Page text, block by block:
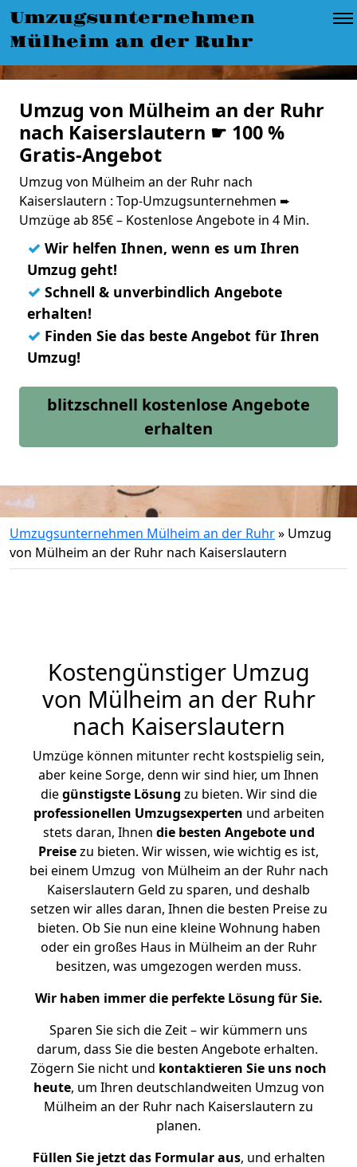
Umzugsunternehmen
Mülheim an der Ruhr
Umzug von Mülheim an der Ruhr
nach Kaiserslautern ☛ 100 %
Gratis-Angebot
Umzug von Mülheim an der Ruhr nach
Kaiserslautern : Top-Umzugsunternehmen ➨
Umzüge ab 85€ – Kostenlose Angebote in 4 Min.
✓ Wir helfen Ihnen, wenn es um Ihren
Umzug geht!
✓ Schnell & unverbindlich Angebote
erhalten!
✓ Finden Sie das beste Angebot für Ihren
Umzug!
blitzschnell kostenlose Angebote
erhalten
Umzugsunternehmen Mülheim an der Ruhr» Umzug
von Mülheim an der Ruhr nach Kaiserslautern
Kostengünstiger Umzug
von Mülheim an der Ruhr
nach Kaiserslautern
Umzüge können mitunter recht kostspielig sein,
aber keine Sorge, denn wir sind hier, um Ihnen
diegünstigste Lösung zu bieten. Wir sind die
professionellen Umzugsexperten und arbeiten
stets daran, Ihnen die besten Angebote und
Preisezu bieten. Wir wissen, wie wichtig es ist,
bei einem Umzug von Mülheim an der Ruhr nach
Kaiserslautern Geld zu sparen, und deshalb
setzen wir alles daran, Ihnen die besten Preise zu
bieten. Ob Sie nun eine kleine Wohnung haben
oder ein großes Haus in Mülheim an der Ruhr
besitzen, was umgezogen werden muss.
Wir haben immer die perfekte Lösung für Sie.
Sparen Sie sich die Zeit – wir kümmern uns
darum, dass Sie die besten Angebote erhalten.
Zögern Sie nicht und kontaktieren Sie uns noch
heute, um Ihren deutschlandweiten Umzug von
Mülheim an der Ruhr nach Kaiserslautern zu
planen.
Füllen Sie jetzt das Formular aus, und erhalten